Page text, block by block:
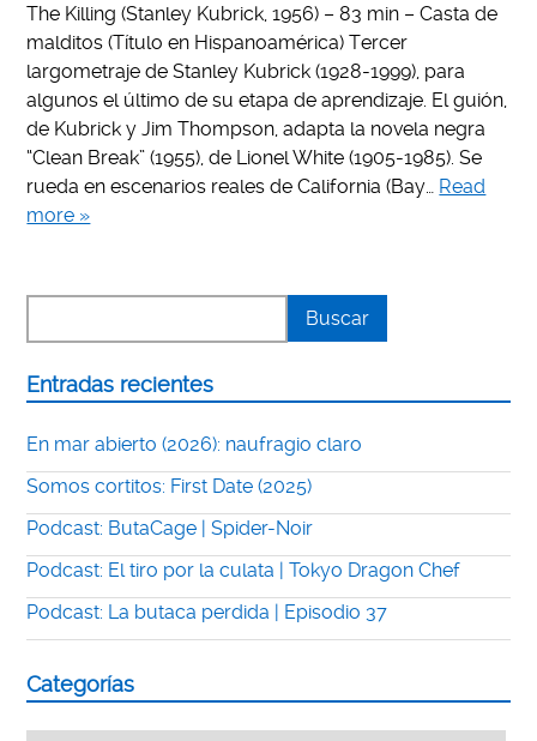
The Killing (Stanley Kubrick, 1956) – 83 min – Casta de
malditos (Título en Hispanoamérica) Tercer
largometraje de Stanley Kubrick (1928-1999), para
algunos el último de su etapa de aprendizaje. El guión,
de Kubrick y Jim Thompson, adapta la novela negra
“Clean Break” (1955), de Lionel White (1905-1985). Se
rueda en escenarios reales de California (Bay… Read
more »
Entradas recientes
En mar abierto (2026): naufragio claro
Somos cortitos: First Date (2025)
Podcast: ButaCage | Spider-Noir
Podcast: El tiro por la culata | Tokyo Dragon Chef
Podcast: La butaca perdida | Episodio 37
Categorías